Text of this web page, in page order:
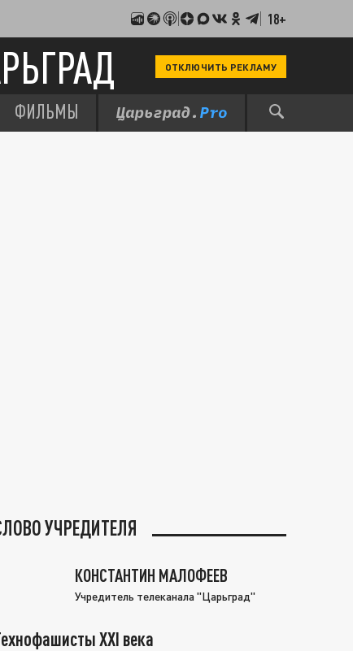
18+
ОТКЛЮЧИТЬ РЕКЛАМУ
ФИЛЬМЫ
УЧРЕДИТЕЛЯ
КОНСТАНТИН МАЛОФЕЕВ
Учредитель телеканала "Царьград"
XXI века